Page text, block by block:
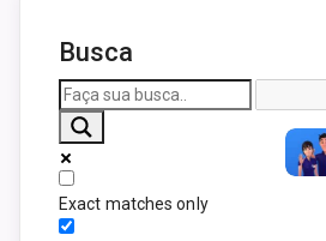
Busca
Exact matches only